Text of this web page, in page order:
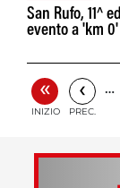
San Rufo, 11^
evento a 'km
«
INIZIO
‹
PREC.
…